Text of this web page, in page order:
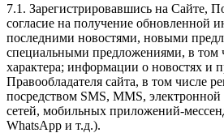
7.1. Зарегистрировавшись на Сайте,
согласие на получение обновленной
последними новостями, новыми
специальными предложениями, в том
характера; информации о новостях и
Правообладателя сайта, в том числе
посредством SMS, MMS,
сетей, мобильных приложений-
WhatsApp и т.д.).